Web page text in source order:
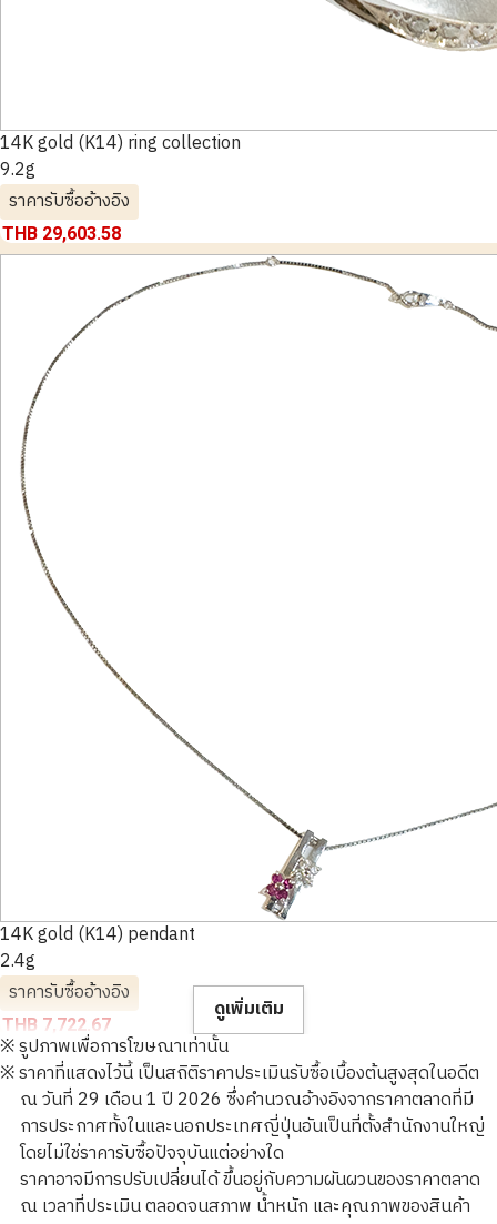
14K gold (K14) ring collection
9.2g
ราคารับซื้ออ้างอิง
THB 29,603.58
14K gold (K14) pendant
2.4g
ราคารับซื้ออ้างอิง
THB 7,722.67
ดูเพิ่มเติม
※ รูปภาพเพื่อการโฆษณาเท่านั้น
※ ราคาที่แสดงไว้นี้ เป็นสถิติราคาประเมินรับซื้อเบื้องต้นสูงสุดในอดีต
ณ วันที่ 29 เดือน 1 ปี 2026 ซึ่งคำนวณอ้างอิงจากราคาตลาดที่มี
การประกาศทั้งในและนอกประเทศญี่ปุ่นอันเป็นที่ตั้งสำนักงานใหญ่
โดยไม่ใช่ราคารับซื้อปัจจุบันแต่อย่างใด
ราคาอาจมีการปรับเปลี่ยนได้ ขึ้นอยู่กับความผันผวนของราคาตลาด
ณ เวลาที่ประเมิน ตลอดจนสภาพ น้ำหนัก และคุณภาพของสินค้า